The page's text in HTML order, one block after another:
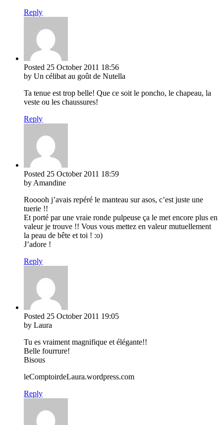
Reply
Posted 25 October 2011 18:56
by Un célibat au goût de Nutella
Ta tenue est trop belle! Que ce soit le poncho, le chapeau, la
veste ou les chaussures!
Reply
Posted 25 October 2011 18:59
by Amandine
Rooooh j’avais repéré le manteau sur asos, c’est juste une
tuerie !!
Et porté par une vraie ronde pulpeuse ça le met encore plus en
valeur je trouve !! Vous vous mettez en valeur mutuellement
la peau de bête et toi ! :o)
J’adore !
Reply
Posted 25 October 2011 19:05
by Laura
Tu es vraiment magnifique et élégante!!
Belle fourrure!
Bisous
leComptoirdeLaura.wordpress.com
Reply